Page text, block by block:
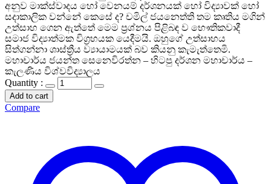
අනුව මාක්ස්වාදය හෝ වෙනයම් දර්ශනයක් හෝ විද්‍යාවක් හෝ
සදාකාලික වන්නේ කෙසේ ද? චමිල් ජයනෙත්ති තම කෘතිය මගින්
උත්සාහ ගෙන ඇත්තේ මෙම ප්‍රශ්නය පිළිබඳ ව භෞතිකවාදී
සමාජ විද්‍යාත්මක විග්‍රහයක යෙදීමයි. ඔහුගේ උත්සාහය
සිත්ගන්නා ශාස්ත්‍රීය ව්‍යායාමයක් බව කියනු කැමැත්තෙමි.
මහාචාර්ය ජයන්ත සෙනෙවිරත්න – හිටපු දර්ශන මහාචාර්ය –
කැලණිය විශ්වවිද්‍යාලය
Quantity :
Add to cart
Compare